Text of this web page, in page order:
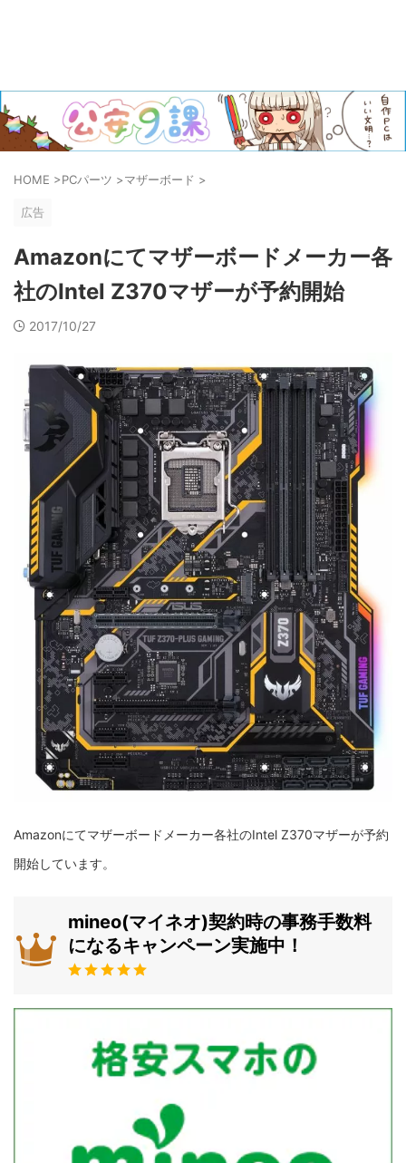
HOME >PCパーツ >マザーボード >
広告
Amazonにてマザーボードメーカー各
社のIntel Z370マザーが予約開始
2017/10/27
Amazonにてマザーボードメーカー各社のIntel Z370マザーが予約
開始しています。
mineo(マイネオ)契約時の事務手数料
になるキャンペーン実施中！